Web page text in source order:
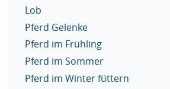
Lob
Pferd Gelenke
Pferd im Frühling
Pferd im Sommer
Pferd im Winter füttern